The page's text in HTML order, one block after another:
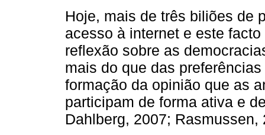
Hoje, mais de três biliões de
acesso à internet e este
reflexão sobre as
mais do que das
formação da opinião que as
participam de forma ativa e
Dahlberg, 2007; Rasmussen,